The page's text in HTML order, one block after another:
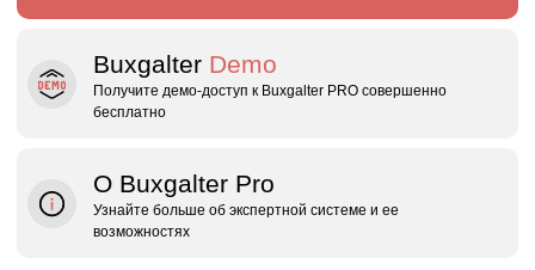
Buxgalter Demo
Получите демо‑доступ к Buxgalter PRO совершенно
бесплатно
О Buxgalter Pro
Узнайте больше об экспертной системе и ее
возможностях